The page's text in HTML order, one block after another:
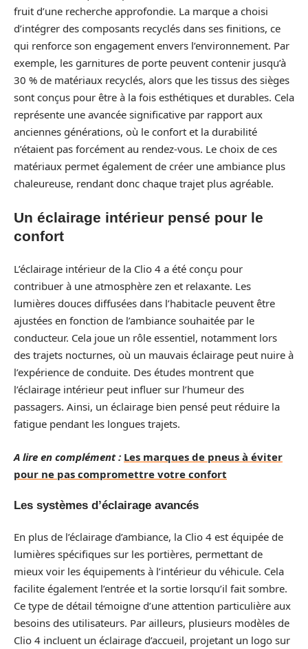
fruit d’une recherche approfondie. La marque a choisi
d’intégrer des composants recyclés dans ses finitions, ce
qui renforce son engagement envers l’environnement. Par
exemple, les garnitures de porte peuvent contenir jusqu’à
30 % de matériaux recyclés, alors que les tissus des sièges
sont conçus pour être à la fois esthétiques et durables. Cela
représente une avancée significative par rapport aux
anciennes générations, où le confort et la durabilité
n’étaient pas forcément au rendez-vous. Le choix de ces
matériaux permet également de créer une ambiance plus
chaleureuse, rendant donc chaque trajet plus agréable.
Un éclairage intérieur pensé pour le
confort
L’éclairage intérieur de la Clio 4 a été conçu pour
contribuer à une atmosphère zen et relaxante. Les
lumières douces diffusées dans l’habitacle peuvent être
ajustées en fonction de l’ambiance souhaitée par le
conducteur. Cela joue un rôle essentiel, notamment lors
des trajets nocturnes, où un mauvais éclairage peut nuire à
l’expérience de conduite. Des études montrent que
l’éclairage intérieur peut influer sur l’humeur des
passagers. Ainsi, un éclairage bien pensé peut réduire la
fatigue pendant les longues trajets.
A lire en complément : Les marques de pneus à éviter
pour ne pas compromettre votre confort
Les systèmes d’éclairage avancés
En plus de l’éclairage d’ambiance, la Clio 4 est équipée de
lumières spécifiques sur les portières, permettant de
mieux voir les équipements à l’intérieur du véhicule. Cela
facilite également l’entrée et la sortie lorsqu’il fait sombre.
Ce type de détail témoigne d’une attention particulière aux
besoins des utilisateurs. Par ailleurs, plusieurs modèles de
Clio 4 incluent un éclairage d’accueil, projetant un logo sur